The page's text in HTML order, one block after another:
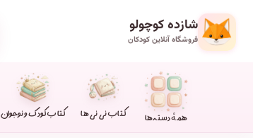
شازده کوچولو
فروشگاه آنلاین کودکان
همهٔ دسته‌ها کتاب نی نی ها کتاب کودک و نوجوان